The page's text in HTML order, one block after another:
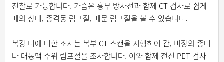
진찰로 가능합니다. 가슴은 흉부 방사선과 함께 CT 검사로 쉽게
폐의 상태, 종격동 림프절, 폐문 림프절을 볼 수 있습니다.
복강 내에 대한 조사는 복부 CT 스캔을 시행하여 간, 비장의 종대
나 대동맥 주위 림프절을 조사합니다. 이와 함께 전신 PET 검사